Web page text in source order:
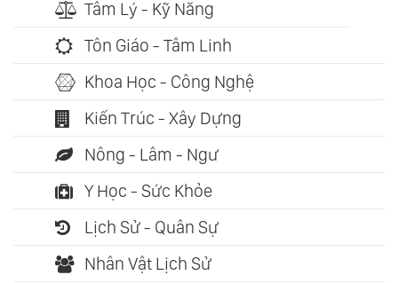
Tâm Lý - Kỹ Năng
Tôn Giáo - Tâm Linh
Khoa Học - Công Nghệ
Kiến Trúc - Xây Dựng
Nông - Lâm - Ngư
Y Học - Sức Khỏe
Lịch Sử - Quân Sự
Nhân Vật Lịch Sử